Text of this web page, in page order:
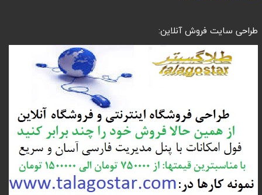
طراحی سایت فروش آنلاین: